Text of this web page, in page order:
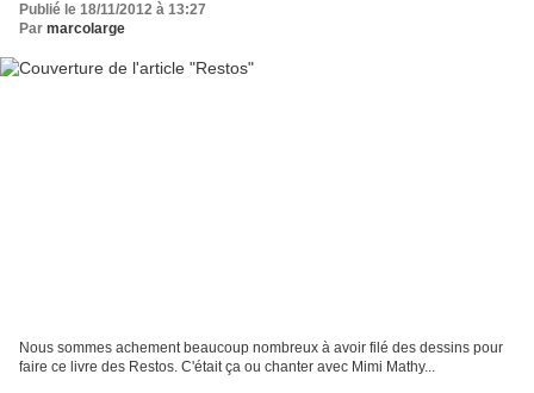
Publié le 18/11/2012 à 13:27
Par marcolarge
Nous sommes achement beaucoup nombreux à avoir filé des dessins pour
faire ce livre des Restos. C'était ça ou chanter avec Mimi Mathy...